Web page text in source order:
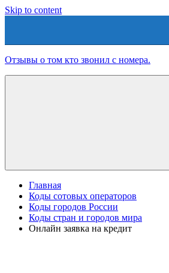
Skip to content
Отзывы о том кто звонил с номера.
Главная
Коды сотовых операторов
Коды городов России
Коды стран и городов мира
Онлайн заявка на кредит